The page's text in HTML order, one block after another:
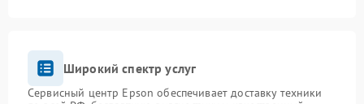
Широкий спектр услуг
Сервисный центр Epson обеспечивает доставку техники